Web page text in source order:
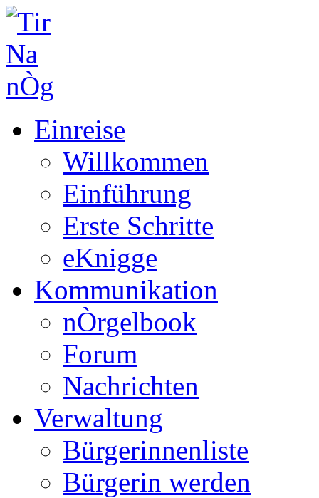
Einreise
Willkommen
Einführung
Erste Schritte
eKnigge
Kommunikation
nÒrgelbook
Forum
Nachrichten
Verwaltung
Bürgerinnenliste
Bürgerin werden